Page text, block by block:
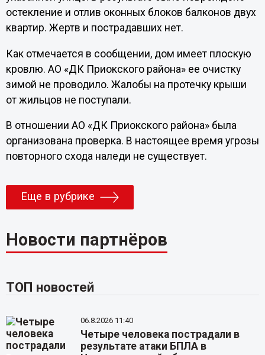
остекление и отлив оконных блоков балконов двух
квартир. Жертв и пострадавших нет.
Как отмечается в сообщении, дом имеет плоскую
кровлю. АО «ДК Приокского района» ее очистку
зимой не проводило. Жалобы на протечку крыши
от жильцов не поступали.
В отношении АО «ДК Приокского района» была
организована проверка. В настоящее время угрозы
повторного схода наледи не существует.
Еще в рубрике
Новости партнёров
ТОП новостей
06.8.2026 11:40
Четыре человека пострадали в
результате атаки БПЛА в